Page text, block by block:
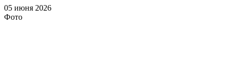
05 июня 2026
Фото